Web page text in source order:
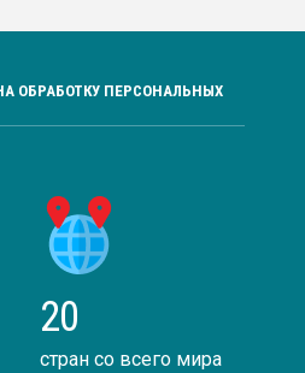
ОБРАБОТКУ ПЕРСОНАЛЬНЫХ
20
стран со всего мира